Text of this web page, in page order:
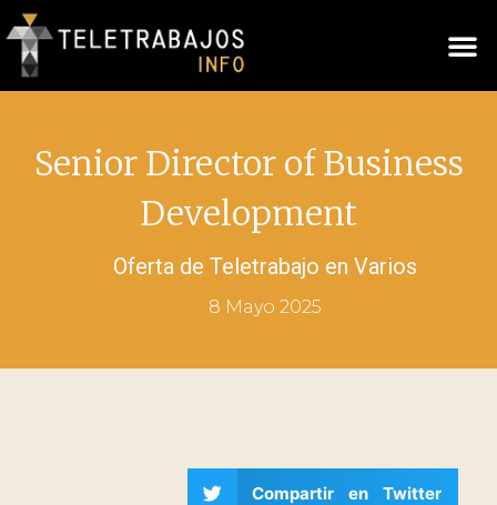
Senior Director of Business
Development
Oferta de Teletrabajo en Varios
8 Mayo 2025
Compartir en Twitter